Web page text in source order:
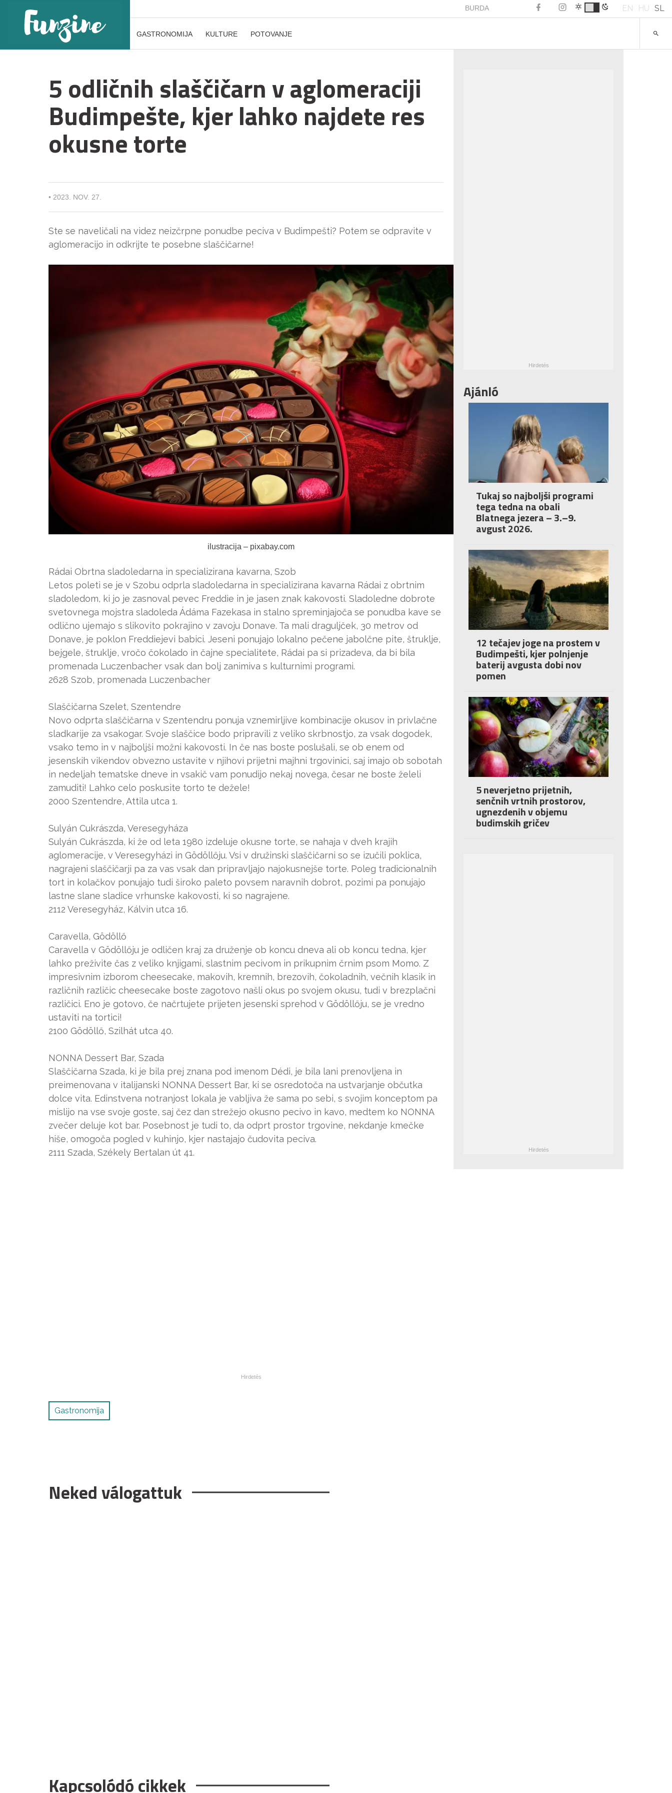
BURDA EN HU SL
GASTRONOMIJA KULTURE POTOVANJE
5 odličnih slaščičarn v aglomeraciji
Budimpešte, kjer lahko najdete res
okusne torte
• 2023. NOV. 27.
Ste se naveličali na videz neizčrpne ponudbe peciva v Budimpešti? Potem se odpravite v
aglomeracijo in odkrijte te posebne slaščičarne!
ilustracija – pixabay.com
Rádai Obrtna sladoledarna in specializirana kavarna, Szob
Letos poleti se je v Szobu odprla sladoledarna in specializirana kavarna Rádai z obrtnim
sladoledom, ki jo je zasnoval pevec Freddie in je jasen znak kakovosti. Sladoledne dobrote
svetovnega mojstra sladoleda Ádáma Fazekasa in stalno spreminjajoča se ponudba kave se
odlično ujemajo s slikovito pokrajino v zavoju Donave. Ta mali draguljček, 30 metrov od
Donave, je poklon Freddiejevi babici. Jeseni ponujajo lokalno pečene jabolčne pite, štruklje,
bejgele, štruklje, vročo čokolado in čajne specialitete, Rádai pa si prizadeva, da bi bila
promenada Luczenbacher vsak dan bolj zanimiva s kulturnimi programi.
2628 Szob, promenada Luczenbacher
Slaščičarna Szelet, Szentendre
Novo odprta slaščičarna v Szentendru ponuja vznemirljive kombinacije okusov in privlačne
sladkarije za vsakogar. Svoje slaščice bodo pripravili z veliko skrbnostjo, za vsak dogodek,
vsako temo in v najboljši možni kakovosti. In če nas boste poslušali, se ob enem od
jesenskih vikendov obvezno ustavite v njihovi prijetni majhni trgovinici, saj imajo ob sobotah
in nedeljah tematske dneve in vsakič vam ponudijo nekaj novega, česar ne boste želeli
zamuditi! Lahko celo poskusite torto te dežele!
2000 Szentendre, Attila utca 1.
Sulyán Cukrászda, Veresegyháza
Sulyán Cukrászda, ki že od leta 1980 izdeluje okusne torte, se nahaja v dveh krajih
aglomeracije, v Veresegyházi in Gödöllőju. Vsi v družinski slaščičarni so se izučili poklica,
nagrajeni slaščičarji pa za vas vsak dan pripravljajo najokusnejše torte. Poleg tradicionalnih
tort in kolačkov ponujajo tudi široko paleto povsem naravnih dobrot, pozimi pa ponujajo
lastne slane sladice vrhunske kakovosti, ki so nagrajene.
2112 Veresegyház, Kálvin utca 16.
Caravella, Gödöllő
Caravella v Gödöllőju je odličen kraj za druženje ob koncu dneva ali ob koncu tedna, kjer
lahko preživite čas z veliko knjigami, slastnim pecivom in prikupnim črnim psom Momo. Z
impresivnim izborom cheesecake, makovih, kremnih, brezovih, čokoladnih, večnih klasik in
različnih različic cheesecake boste zagotovo našli okus po svojem okusu, tudi v brezplačni
različici. Eno je gotovo, če načrtujete prijeten jesenski sprehod v Gödöllőju, se je vredno
ustaviti na tortici!
2100 Gödöllő, Szilhát utca 40.
NONNA Dessert Bar, Szada
Slaščičarna Szada, ki je bila prej znana pod imenom Dédi, je bila lani prenovljena in
preimenovana v italijanski NONNA Dessert Bar, ki se osredotoča na ustvarjanje občutka
dolce vita. Edinstvena notranjost lokala je vabljiva že sama po sebi, s svojim konceptom pa
mislijo na vse svoje goste, saj čez dan strežejo okusno pecivo in kavo, medtem ko NONNA
zvečer deluje kot bar. Posebnost je tudi to, da odprt prostor trgovine, nekdanje kmečke
hiše, omogoča pogled v kuhinjo, kjer nastajajo čudovita peciva.
2111 Szada, Székely Bertalan út 41.
Gastronomija
Neked válogattuk
Kapcsolódó cikkek
Ajánló
Tukaj so najboljši programi
tega tedna na obali
Blatnega jezera – 3.–9.
avgust 2026.
12 tečajev joge na prostem v
Budimpešti, kjer polnjenje
baterij avgusta dobi nov
pomen
5 neverjetno prijetnih,
senčnih vrtnih prostorov,
ugnezdenih v objemu
budimskih gričev